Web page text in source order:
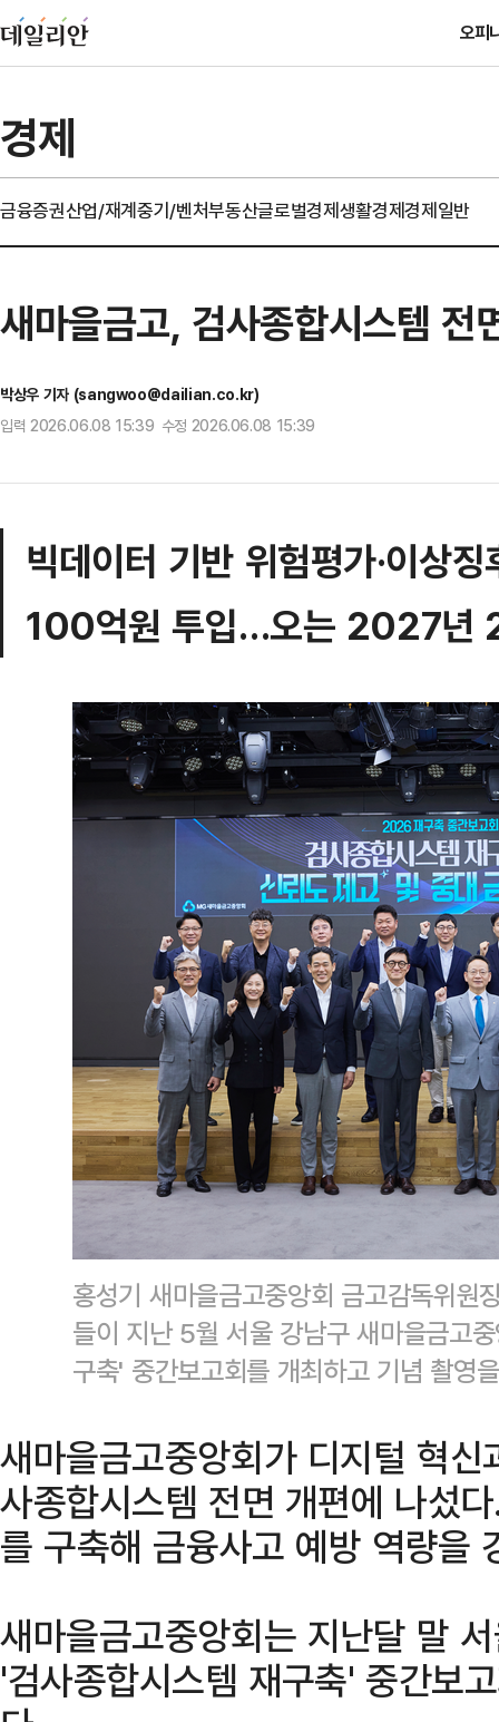
오피
경제
금융증권산업/재계중기/벤처부동산글로벌경제생활경제경제일반
새마을금고, 검사종합시스템
박상우 기자 (sangwoo@dailian.co.kr)
입력 2026.06.08 15:39 수정 2026.06.08 15:39
빅데이터 기반 위험평가·이상
100억원 투입…오는 2027년
홍성기 새마을금고중앙회 금고감독위
들이 지난 5월 서울 강남구 새마을금고
구축' 중간보고회를 개최하고 기념 촬
새마을금고중앙회가 디지털 혁
사종합시스템 전면 개편에 나섰
를 구축해 금융사고 예방 역량을
새마을금고중앙회는 지난달 말
'검사종합시스템 재구축' 중간보